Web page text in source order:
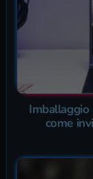
Imballaggio
come